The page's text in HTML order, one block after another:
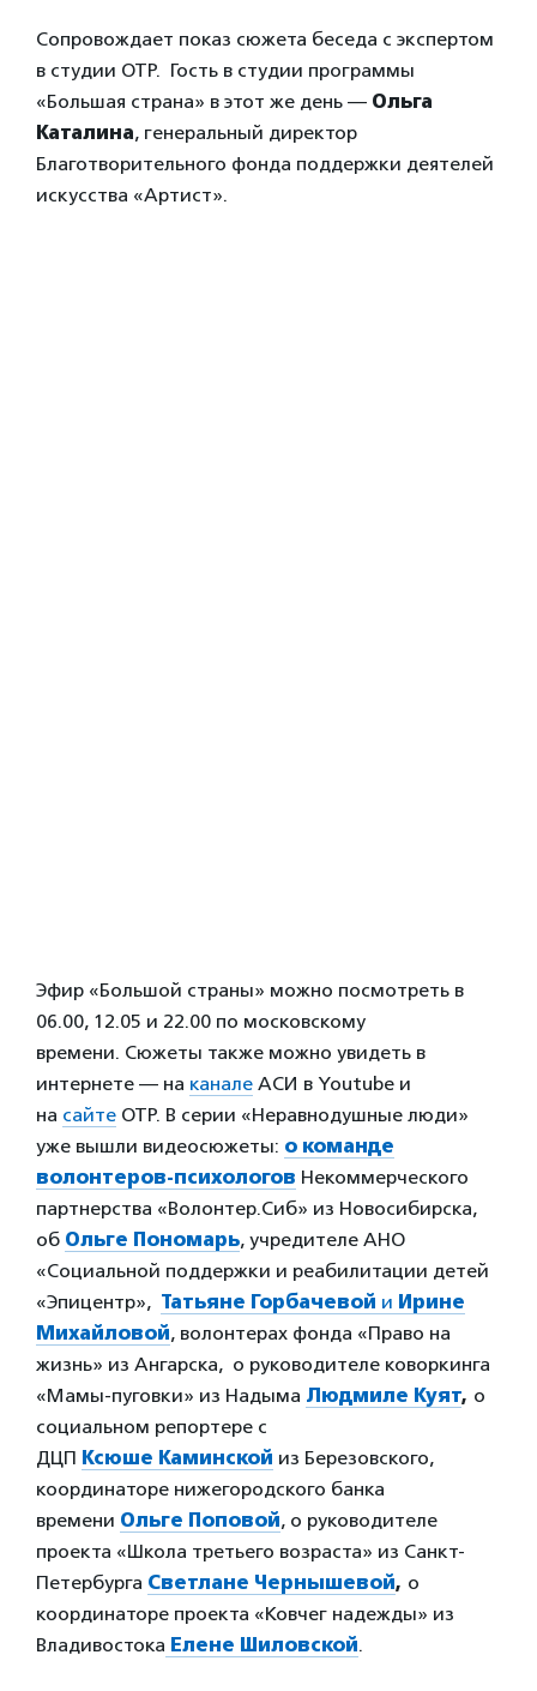
Сопровождает показ сюжета беседа с экспертом
в студии ОТР. Гость в студии программы
«Большая страна» в этот же день — Ольга
Каталина, генеральный директор
Благотворительного фонда поддержки деятелей
искусства «Артист».
Эфир «Большой страны» можно посмотреть в
06.00, 12.05 и 22.00 по московскому
времени. Сюжеты также можно увидеть в
интернете — на канале АСИ в Youtube и
на сайте ОТР. В серии «Неравнодушные люди»
уже вышли видеосюжеты: о команде
волонтеров-психологов Некоммерческого
партнерства «Волонтер.Сиб» из Новосибирска,
об Ольге Пономарь, учредителе АНО
«Социальной поддержки и реабилитации детей
«Эпицентр», Татьяне Горбачевой и Ирине
Михайловой, волонтерах фонда «Право на
жизнь» из Ангарска, о руководителе коворкинга
«Мамы-пуговки» из Надыма Людмиле Куят, о
социальном репортере с
ДЦП Ксюше Каминской из Березовского,
координаторе нижегородского банка
времени Ольге Поповой, о руководителе
проекта «Школа третьего возраста» из Санкт-
Петербурга Светлане Чернышевой, о
координаторе проекта «Ковчег надежды» из
Владивостока Елене Шиловской.